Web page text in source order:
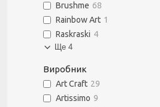
Brushme 68
Rainbow Art 1
Raskraski 4
Ще 4
Виробник
Art Craft 29
Artissimo 9